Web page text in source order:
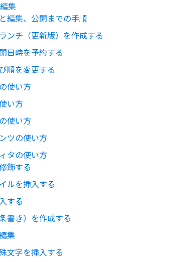
集
編集、公開までの手順
ンチ（更新版）を作成する
日時を予約する
順を変更する
使い方
い方
使い方
ツの使い方
タの使い方
飾する
ルを挿入する
する
書き）を作成する
集
文字を挿入する